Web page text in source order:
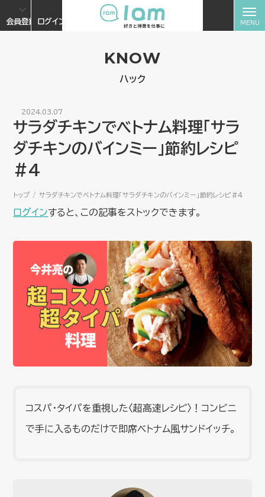
会員登録 ログイン
KNOW
ハック
2024.03.07
サラダチキンでベトナム料理「サラ
ダチキンのバインミー」節約レシピ
＃4
トップ サラダチキンでベトナム料理「サラダチキンのバインミー」節約レシピ＃4
ログインすると、この記事をストックできます。
コスパ・タイパを重視した〈超高速レシピ〉！コンビニ
で手に入るものだけで即席ベトナム風サンドイッチ。